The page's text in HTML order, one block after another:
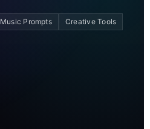
Music Prompts Creative Tools